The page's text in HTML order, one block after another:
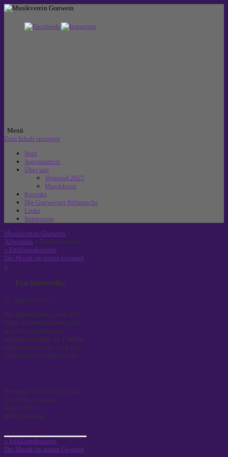
Menü
Zum Inhalt springen
Start
Jugendarbeit
Über uns
Vorstand 2025
Musikheim
Kontakt
Die Gratweiner Böhmische
Links
Impressum
Musikverein Gratwein »
Allgemein » Trachtenweihe
« Frühlingskonzert
Die Musik im neuen Gewand
»
Trachtenweihe
25. August 2015
Die MusikerInnen vom MV
Markt Gratwein konnten ihr
neues G’wand bereits
entgegennehmen, in 1 Woche
dürfen wir es dann auch der
Öffentlichkeit präsentieren.
Samstag 29.08.2015 15 Uhr
Trachtenweihe und
Vierertreffen
MZH Gratwein
« Frühlingskonzert
Die Musik im neuen Gewand